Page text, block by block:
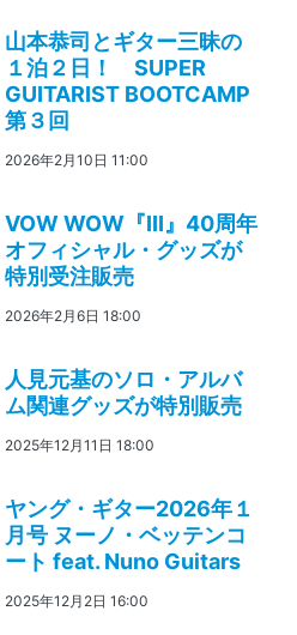
山本恭司とギター三昧の
１泊２日！ SUPER
GUITARIST BOOTCAMP
第３回
2026年2月10日 11:00
VOW WOW『III』40周年
オフィシャル・グッズが
特別受注販売
2026年2月6日 18:00
人見元基のソロ・アルバ
ム関連グッズが特別販売
2025年12月11日 18:00
ヤング・ギター2026年１
月号 ヌーノ・ベッテンコ
ート feat. Nuno Guitars
2025年12月2日 16:00